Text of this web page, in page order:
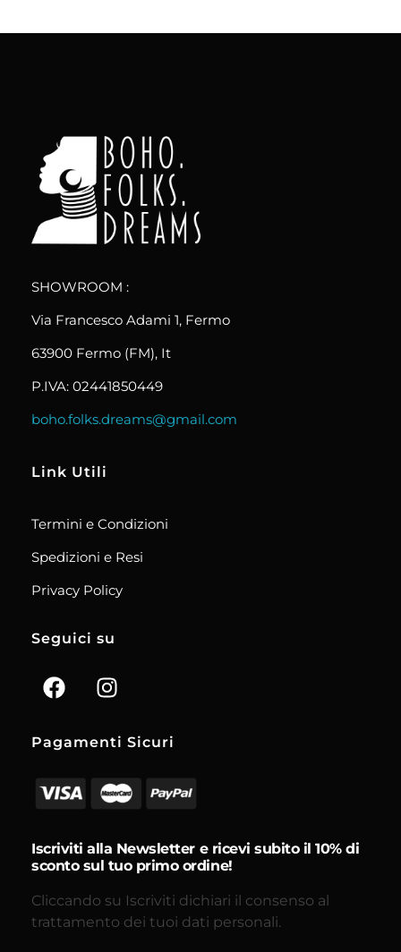
SHOWROOM :
Via Francesco Adami 1, Fermo
63900 Fermo (FM), It
P.IVA: 02441850449
boho.folks.dreams@gmail.com
Link Utili
Termini e Condizioni
Spedizioni e Resi
Privacy Policy
Seguici su
Pagamenti Sicuri
Iscriviti alla Newsletter e ricevi subito il 10% di
sconto sul tuo primo ordine!
Cliccando su Iscriviti dichiari il consenso al
trattamento dei tuoi dati personali.